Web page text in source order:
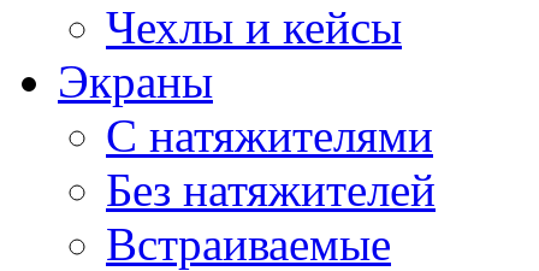
Чехлы и кейсы
Экраны
С натяжителями
Без натяжителей
Встраиваемые